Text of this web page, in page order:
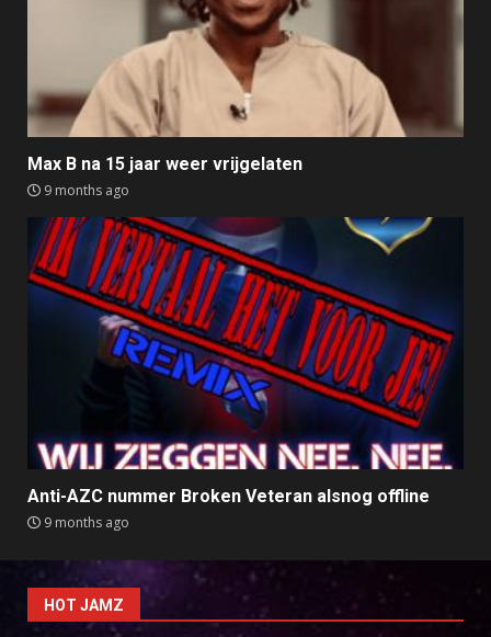
Max B na 15 jaar weer vrijgelaten
9 months ago
Anti-AZC nummer Broken Veteran alsnog offline
9 months ago
HOT JAMZ